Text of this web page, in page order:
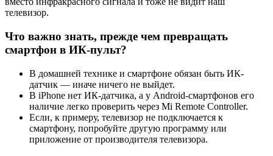
телевизор.
Что важно знать, прежде чем превращать
смартфон в ИК-пульт?
В домашней технике и смартфоне обязан быть ИК-
датчик — иначе ничего не выйдет.
В iPhone нет ИК-датчика, а у Android-смартфонов его
наличие легко проверить через Mi Remote Controller.
Если, к примеру, телевизор не подключается к
смартфону, попробуйте другую программу или
приложение от производителя телевизора.